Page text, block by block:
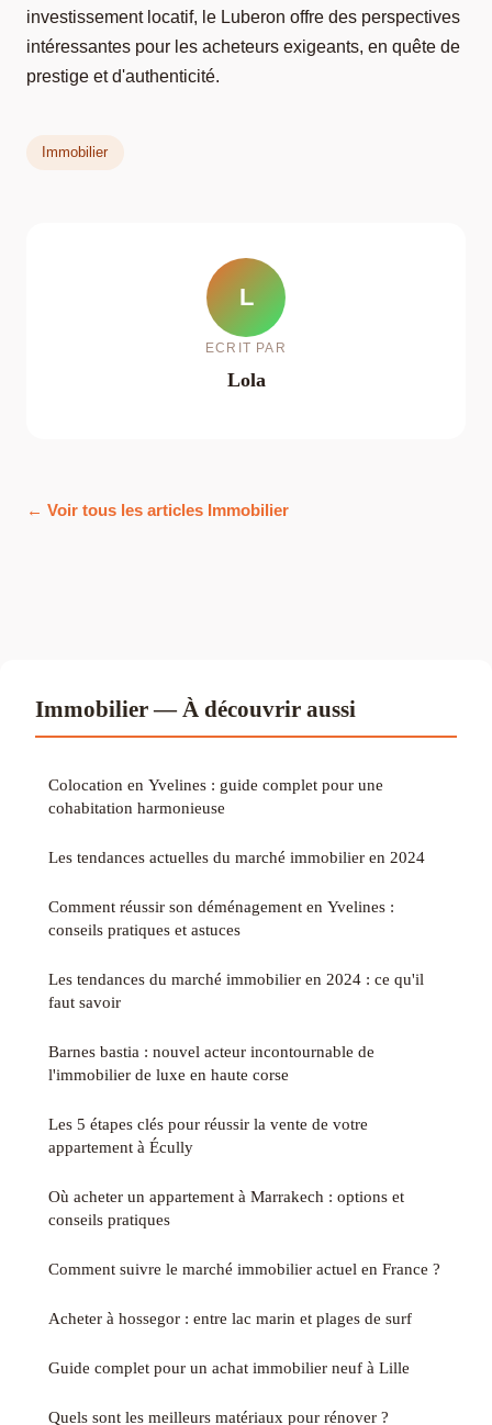
investissement locatif, le Luberon offre des perspectives
intéressantes pour les acheteurs exigeants, en quête de
prestige et d'authenticité.
Immobilier
L
ECRIT PAR
Lola
← Voir tous les articles Immobilier
Immobilier — À découvrir aussi
Colocation en Yvelines : guide complet pour une
cohabitation harmonieuse
Les tendances actuelles du marché immobilier en 2024
Comment réussir son déménagement en Yvelines :
conseils pratiques et astuces
Les tendances du marché immobilier en 2024 : ce qu'il
faut savoir
Barnes bastia : nouvel acteur incontournable de
l'immobilier de luxe en haute corse
Les 5 étapes clés pour réussir la vente de votre
appartement à Écully
Où acheter un appartement à Marrakech : options et
conseils pratiques
Comment suivre le marché immobilier actuel en France ?
Acheter à hossegor : entre lac marin et plages de surf
Guide complet pour un achat immobilier neuf à Lille
Quels sont les meilleurs matériaux pour rénover ?